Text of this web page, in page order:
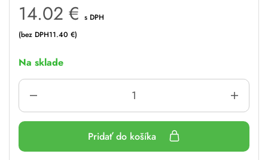
14.02 € s DPH
(bez DPH11.40 €)
Na sklade
Pridať do košíka